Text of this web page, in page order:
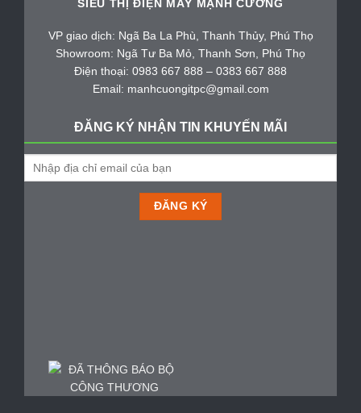
SIÊU THỊ ĐIỆN MÁY MẠNH CƯỜNG
VP giao dịch: Ngã Ba La Phù, Thanh Thủy, Phú Thọ
Showroom: Ngã Tư Ba Mỏ, Thanh Sơn, Phú Thọ
Điện thoại: 0983 667 888 – 0383 667 888
Email: manhcuongitpc@gmail.com
ĐĂNG KÝ NHẬN TIN KHUYẾN MÃI